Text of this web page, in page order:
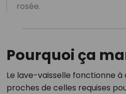
rosée.
Pourquoi ça
Le lave-vaisselle fonctionne
proches de celles requises